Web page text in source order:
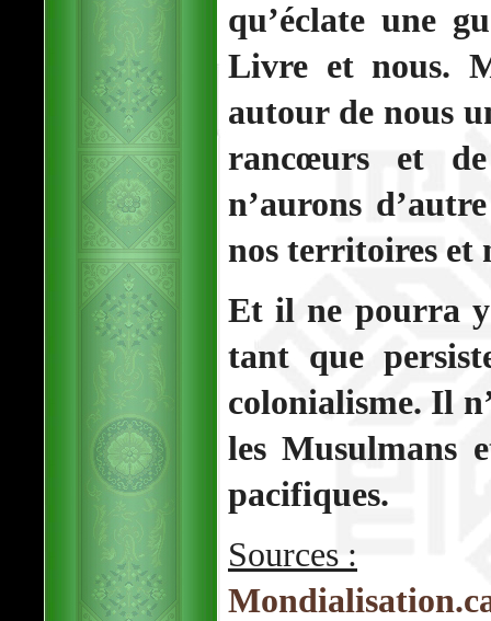
qu’éclate une
Livre et nous.
autour de nous
rancœurs et
n’aurons
nos territoires et
Et il ne pourra
tant que
colonialisme. Il
les Musulmans
pacifiques.
Sources :